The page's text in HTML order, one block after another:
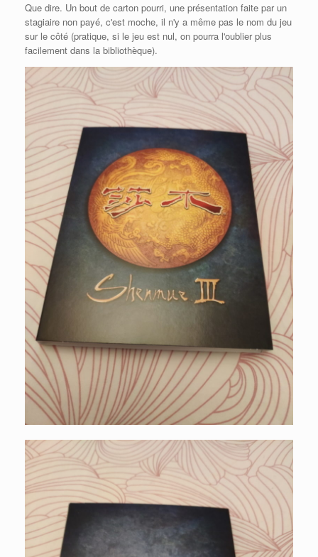
Que dire. Un bout de carton pourri, une présentation faite par un
stagiaire non payé, c'est moche, il n'y a même pas le nom du jeu
sur le côté (pratique, si le jeu est nul, on pourra l'oublier plus
facilement dans la bibliothèque).